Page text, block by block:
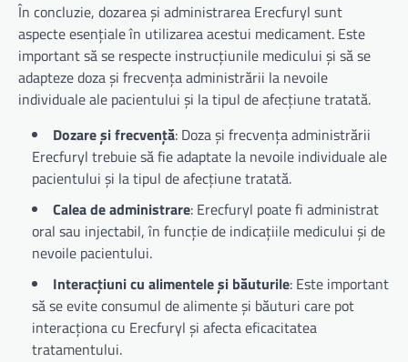
În concluzie, dozarea și administrarea Erecfuryl sunt
aspecte esențiale în utilizarea acestui medicament. Este
important să se respecte instrucțiunile medicului și să se
adapteze doza și frecvența administrării la nevoile
individuale ale pacientului și la tipul de afecțiune tratată.
Dozare și frecvență: Doza și frecvența administrării
Erecfuryl trebuie să fie adaptate la nevoile individuale ale
pacientului și la tipul de afecțiune tratată.
Calea de administrare: Erecfuryl poate fi administrat
oral sau injectabil, în funcție de indicațiile medicului și de
nevoile pacientului.
Interacțiuni cu alimentele și băuturile: Este important
să se evite consumul de alimente și băuturi care pot
interacționa cu Erecfuryl și afecta eficacitatea
tratamentului.